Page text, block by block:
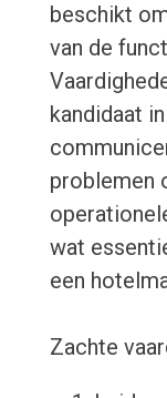
beschikt
van de
kandidaat
problemen
wat
een
Zachte